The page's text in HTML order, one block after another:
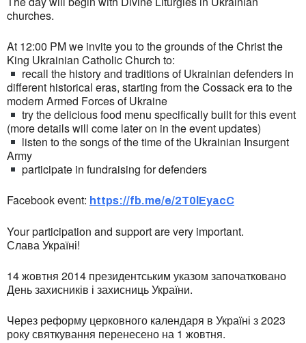
churches.
At 12:00 PM we invite you to the grounds of the Christ the
King Ukrainian Catholic Church to:
recall the history and traditions of Ukrainian defenders in
different historical eras, starting from the Cossack era to the
modern Armed Forces of Ukraine
try the delicious food menu specifically built for this event
(more details will come later on in the event updates)
listen to the songs of the time of the Ukrainian Insurgent
Army
participate in fundraising for defenders
Facebook event: https://fb.me/e/2T0lEyacC
Your participation and support are very important.
Слава Україні!
14 жовтня 2014 президентським указом започатковано
День захисників і захисниць України.
Через реформу церковного календаря в Україні з 2023
року святкування перенесено на 1 жовтня.